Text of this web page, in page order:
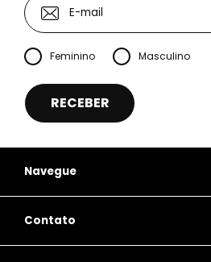
Feminino Masculino
Navegue
Contato